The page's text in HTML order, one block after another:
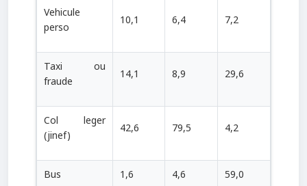
Vehicule
perso
10,1 6,4 7,2
Taxi ou
fraude
14,1 8,9 29,6
Col leger
(jinef)
42,6 79,5 4,2
Bus 1,6 4,6 59,0